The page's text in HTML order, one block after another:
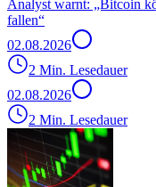
Analyst warnt: „Bitcoin
fallen“
02.08.2026
2 Min. Lesedauer
02.08.2026
2 Min. Lesedauer